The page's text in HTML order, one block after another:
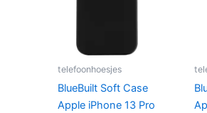
telefoonhoesjes
BlueBuilt Soft Case
Apple iPhone 13 Pro